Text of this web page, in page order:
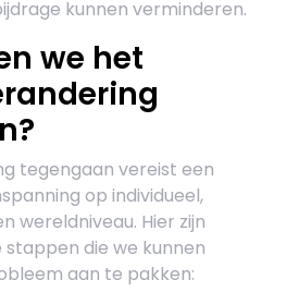
kunnen verminderen.
we het
tegengaan vereist een
op individueel,
wereldniveau. Hier zijn
die we kunnen
aan te pakken: